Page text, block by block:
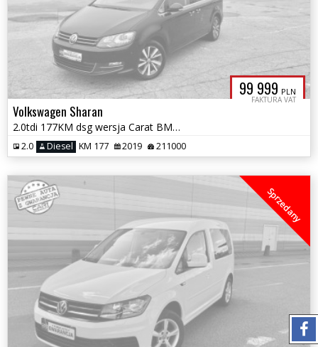
99 999 PLN
FAKTURA VAT
Volkswagen Sharan
2.0tdi 177KM dsg wersja Carat BMTnajbogatsza 7.os. Panorama el.drzwi
2.0 Diesel KM 177 2019 211000
Sprzedany